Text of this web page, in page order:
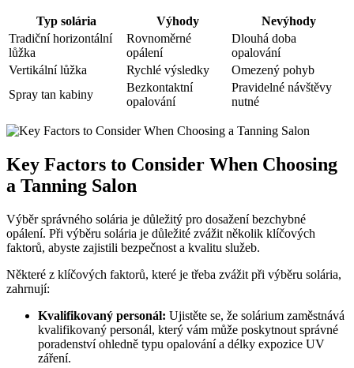
Typ solária Výhody
Nevýhody
Tradiční horizontální
lůžka
Rovnoměrné
opálení
Dlouhá doba
opalování
Vertikální lůžka
Rychlé výsledky
Omezený pohyb
Spray tan kabiny
Bezkontaktní
opalování
Pravidelné návštěvy
nutné
Key Factors to Consider When Choosing
a Tanning Salon
Výběr správného solária je důležitý pro dosažení bezchybné
opálení. Při výběru solária je důležité zvážit několik klíčových
faktorů, abyste zajistili bezpečnost a kvalitu služeb.
Některé z klíčových faktorů, které je třeba zvážit při výběru solária,
zahrnují:
Kvalifikovaný personál: Ujistěte se, že solárium zaměstnává
kvalifikovaný personál, který vám může poskytnout správné
poradenství ohledně typu opalování a délky expozice UV
záření.